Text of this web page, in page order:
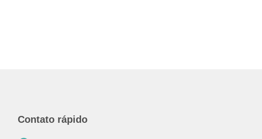
Contato rápido